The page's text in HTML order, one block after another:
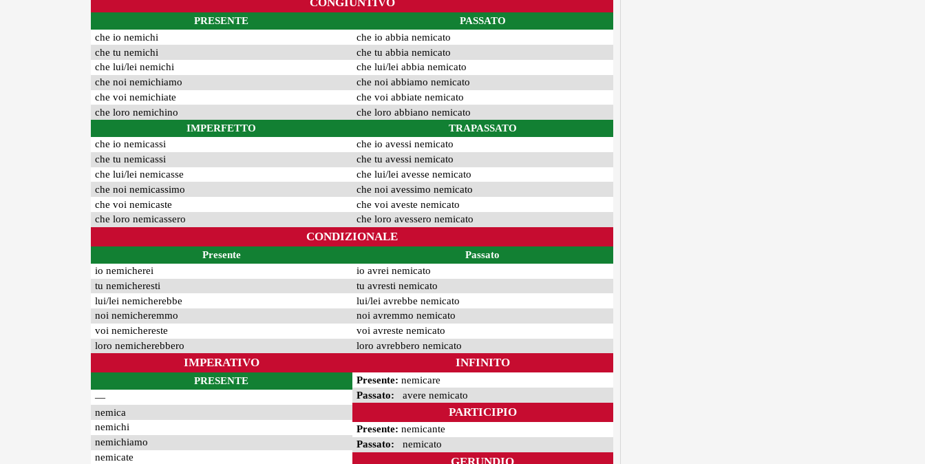
CONGIUNTIVO
PRESENTE
che io nemichi
che tu nemichi
che lui/lei nemichi
che noi nemichiamo
che voi nemichiate
che loro nemichino
IMPERFETTO
che io nemicassi
che tu nemicassi
che lui/lei nemicasse
che noi nemicassimo
che voi nemicaste
che loro nemicassero
PASSATO
che io abbia nemicato
che tu abbia nemicato
che lui/lei abbia nemicato
che noi abbiamo nemicato
che voi abbiate nemicato
che loro abbiano nemicato
TRAPASSATO
che io avessi nemicato
che tu avessi nemicato
che lui/lei avesse nemicato
che noi avessimo nemicato
che voi aveste nemicato
che loro avessero nemicato
CONDIZIONALE
Presente
io nemicherei
tu nemicheresti
lui/lei nemicherebbe
noi nemicheremmo
voi nemichereste
loro nemicherebbero
Passato
io avrei nemicato
tu avresti nemicato
lui/lei avrebbe nemicato
noi avremmo nemicato
voi avreste nemicato
loro avrebbero nemicato
IMPERATIVO
PRESENTE
—
nemica
nemichi
nemichiamo
nemicate
INFINITO
Presente: nemicare
Passato: avere nemicato
PARTICIPIO
Presente: nemicante
Passato: nemicato
GERUNDIO